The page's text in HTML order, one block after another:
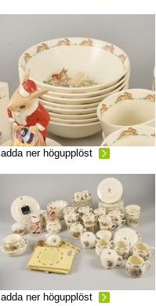
ladda ner högupplöst
ladda ner högupplöst